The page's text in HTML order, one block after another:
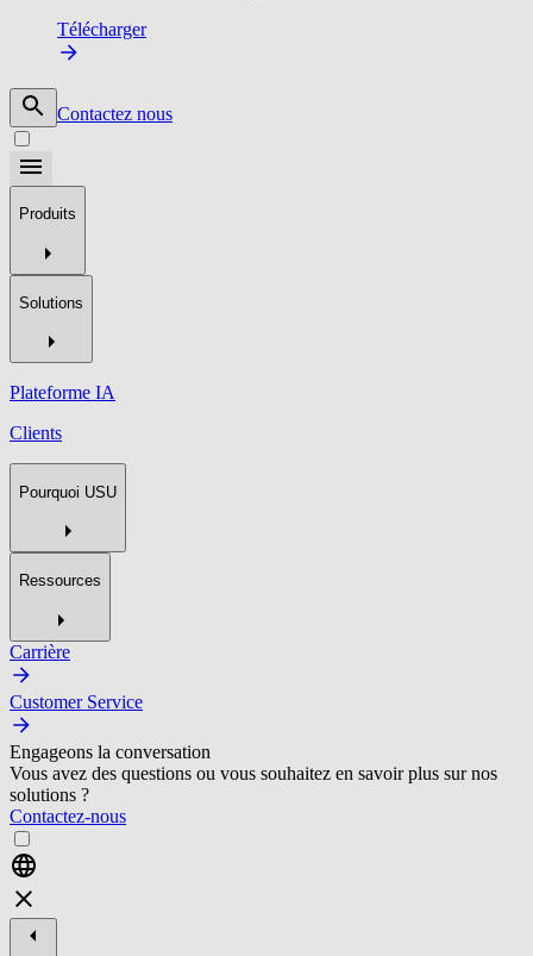
Télécharger
Contactez nous
Produits
Solutions
Plateforme IA
Clients
Pourquoi USU
Ressources
Carrière
Customer Service
Engageons la conversation
Vous avez des questions ou vous souhaitez en savoir plus sur nos
solutions ?
Contactez-nous